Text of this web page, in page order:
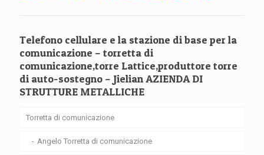
Telefono cellulare e la stazione di base per la
comunicazione – torretta di
comunicazione,torre Lattice,produttore torre
di auto-sostegno – Jielian AZIENDA DI
STRUTTURE METALLICHE
Torretta di comunicazione
Angelo Torretta di comunicazione